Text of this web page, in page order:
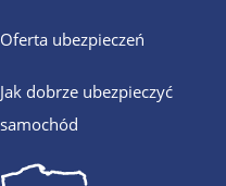
Oferta ubezpieczeń
Jak dobrze ubezpieczyć
samochód